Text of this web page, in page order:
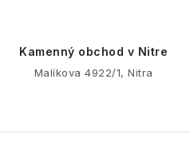
u
Kamenný obchod v Nitre
Malíkova 4922/1, Nitra